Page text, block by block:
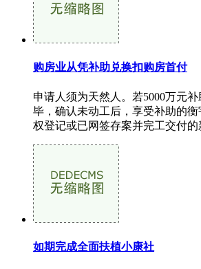
购房业从凭补助兑换扣购房首付
申请人须为天然人。若5000万元
毕，确认未动工后，享受补助的
权登记或已网签存案并完工交付的
如期完成全面扶植小康社